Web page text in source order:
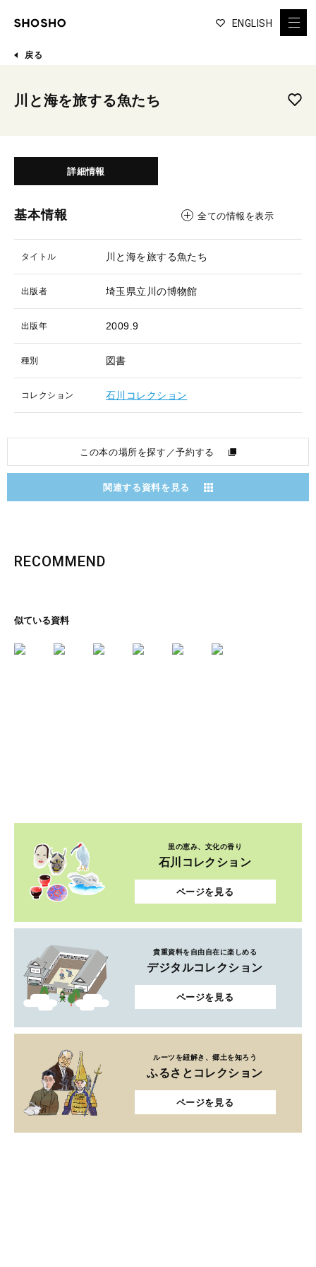
ENGLISH
戻る
川と海を旅する魚たち
詳細情報
基本情報 全ての情報を表示
タイトル 川と海を旅する魚たち
出版者 埼玉県立川の博物館
出版年 2009.9
種別 図書
コレクション 石川コレクション
この本の場所を探す／予約する
関連する資料を見る
RECOMMEND
似ている資料
里の恵み、文化の香り
石川コレクション
ページを見る
貴重資料を自由自在に楽しめる
デジタルコレクション
ページを見る
ルーツを紐解き、郷土を知ろう
ふるさとコレクション
ページを見る